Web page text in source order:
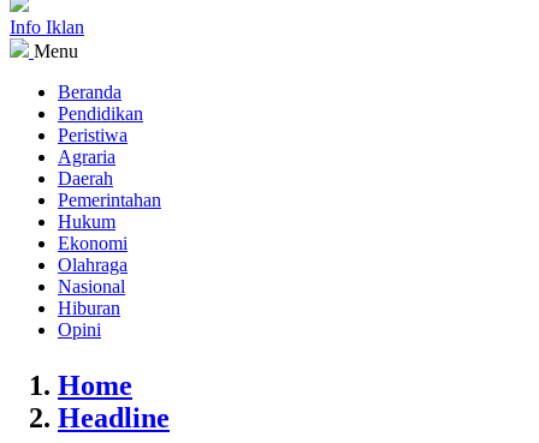
Info Iklan
Menu
Beranda
Pendidikan
Peristiwa
Agraria
Daerah
Pemerintahan
Hukum
Ekonomi
Olahraga
Nasional
Hiburan
Opini
Home
Headline